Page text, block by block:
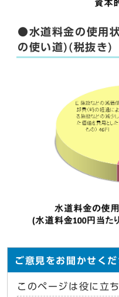
●水道料金の使用
の使い道)(税抜き)
ご意見をお聞かせくだ
このページは役に立